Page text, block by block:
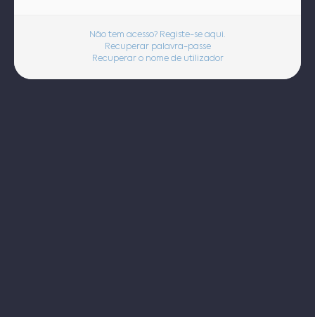
Não tem acesso? Registe-se aqui.
Recuperar palavra-passe
Recuperar o nome de utilizador